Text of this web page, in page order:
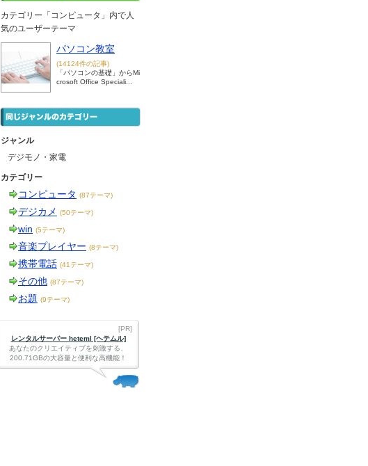
カテゴリー「コンピュータ」内で人
気のユーザーテーマ
パソコン教室
(14124件の記事)
「パソコンの基礎」からMi
crosoft Office Speciali...
ジャンル
デジモノ・家電
カテゴリー
コンピュータ (87テーマ)
デジカメ (50テーマ)
win (5テーマ)
音楽プレイヤー (8テーマ)
携帯電話 (41テーマ)
その他 (87テーマ)
お題 (9テーマ)
[PR]
レンタルサーバー heteml [ヘテムル]
あなたのクリエイティブを刺激する、
200.71GBの大容量と便利な高機能！